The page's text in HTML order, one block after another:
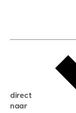
gratis
huis verkopen
huis kopen
direct
naar